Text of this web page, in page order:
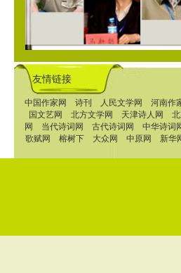
友情链接
中国作家网 诗刊 人民文学网 河南作
国文艺网
北方文学网 天津诗人网
网
当代诗词网 古代诗词网 中华诗词
歌赋网
榕树下 大众网 中原网 新华